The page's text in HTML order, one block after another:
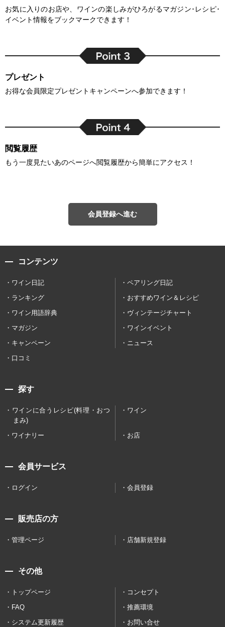
お気に入りのお店や、ワインの楽しみがひろがるマガジン･レシピ･
イベント情報をブックマークできます！
プレゼント
お得な会員限定プレゼントキャンペーンへ参加できます！
閲覧履歴
もう一度見たいあのページへ閲覧履歴から簡単にアクセス！
会員登録へ進む
コンテンツ
ワイン日記
ペアリング日記
ランキング
おすすめワイン＆レシピ
ワイン用語辞典
ヴィンテージチャート
マガジン
ワインイベント
キャンペーン
ニュース
口コミ
探す
ワインに合うレシピ(料理・おつ
まみ)
ワイン
ワイナリー お店
会員サービス
ログイン 会員登録
販売店の方
管理ページ 店舗新規登録
その他
トップページ
コンセプト
FAQ
推薦環境
システム更新履歴
お問い合せ